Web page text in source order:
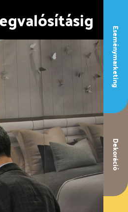
Eseménymarketing
Dekoráció